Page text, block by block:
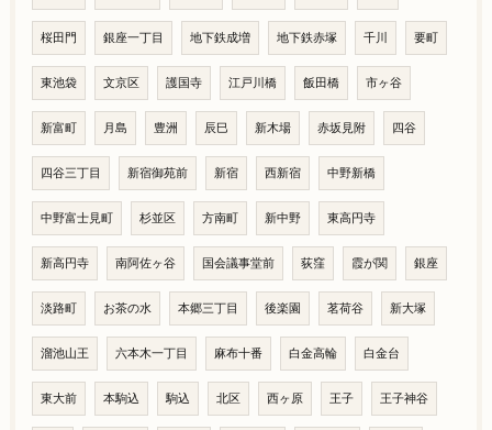
桜田門 銀座一丁目 地下鉄成増 地下鉄赤塚 千川 要町
東池袋 文京区 護国寺 江戸川橋 飯田橋 市ヶ谷
新富町 月島 豊洲 辰巳 新木場 赤坂見附 四谷
四谷三丁目 新宿御苑前 新宿 西新宿 中野新橋
中野富士見町 杉並区 方南町 新中野 東高円寺
新高円寺 南阿佐ヶ谷 国会議事堂前 荻窪 霞が関 銀座
淡路町 お茶の水 本郷三丁目 後楽園 茗荷谷 新大塚
溜池山王 六本木一丁目 麻布十番 白金高輪 白金台
東大前 本駒込 駒込 北区 西ヶ原 王子 王子神谷